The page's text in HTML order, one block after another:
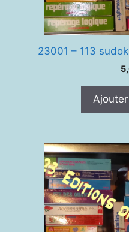
23001 – 113